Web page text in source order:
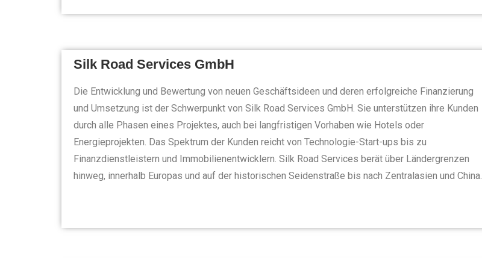
Silk Road Services GmbH
Die Entwicklung und Bewertung von neuen Geschäftsideen und deren erfolgreiche Finanzierung
und Umsetzung ist der Schwerpunkt von Silk Road Services GmbH. Sie unterstützen ihre Kunden
durch alle Phasen eines Projektes, auch bei langfristigen Vorhaben wie Hotels oder
Energieprojekten. Das Spektrum der Kunden reicht von Technologie-Start-ups bis zu
Finanzdienstleistern und Immobilienentwicklern. Silk Road Services berät über Ländergrenzen
hinweg, innerhalb Europas und auf der historischen Seidenstraße bis nach Zentralasien und China.